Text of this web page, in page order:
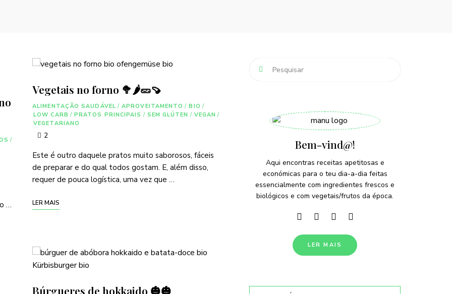
/
…
Vegetais no forno 🥦🌶🥒🍠
ALIMENTAÇÃO SAUDÁVEL / APROVEITAMENTO / BIO /
LOW CARB / PRATOS PRINCIPAIS / SEM GLÚTEN / VEGAN /
VEGETARIANO
2
Este é outro daquele pratos muito saborosos, fáceis
de preparar e do qual todos gostam. E, além disso,
requer de pouca logística, uma vez que …
LER MAIS
Búrgueres de hokkaido 🎃🎃
Bem-vind@!
Aqui encontras receitas apetitosas e
económicas para o teu dia-a-dia feitas
essencialmente com ingredientes frescos e
biológicos e com vegetais/frutos da época.
LER MAIS